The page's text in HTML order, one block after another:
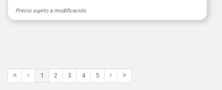
Precio sujeto a modificación.
1 2 3 4 5